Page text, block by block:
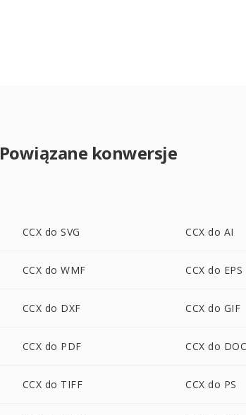
Powiązane konwersje
CCX do SVG CCX do AI
CCX do WMF CCX do EPS
CCX do DXF CCX do GIF
CCX do PDF CCX do DOC
CCX do TIFF CCX do PS